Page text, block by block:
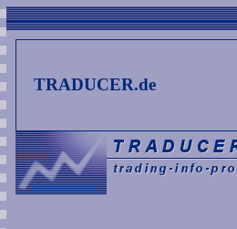
TRADUCER.de